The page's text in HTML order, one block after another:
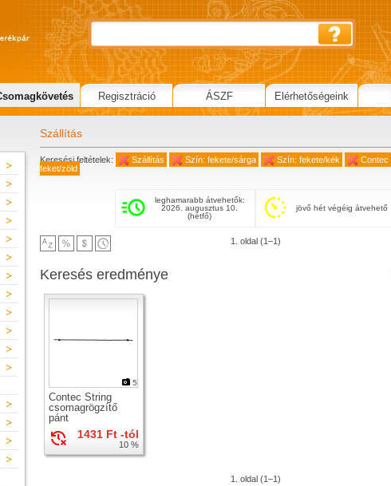
Szállítás
Keresési feltételek: Szállítás Szín: fekete/sárga Szín: fekete/kék Contec
feket/zöld
leghamarabb átvehetők:
2026. augusztus 10.
(hétfő)
jövő hét végéig átvehető
1. oldal (1–1)
Keresés eredménye
5
Contec String
csomagrögzítő
pánt
1431 Ft -tól
10 %
1. oldal (1–1)
Regisztráció ÁSZF Elérhetőségeink